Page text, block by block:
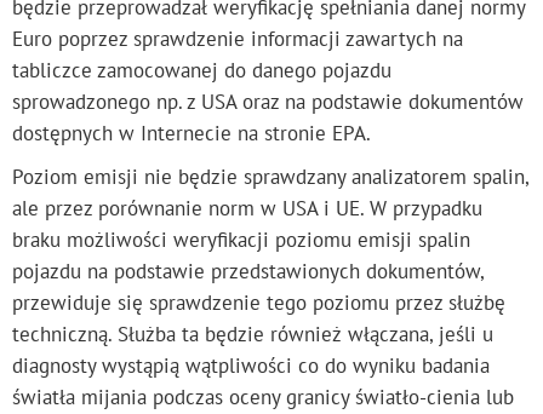
będzie przeprowadzał weryfikację spełniania danej normy
Euro poprzez sprawdzenie informacji zawartych na
tabliczce zamocowanej do danego pojazdu
sprowadzonego np. z USA oraz na podstawie dokumentów
dostępnych w Internecie na stronie EPA.
Poziom emisji nie będzie sprawdzany analizatorem spalin,
ale przez porównanie norm w USA i UE. W przypadku
braku możliwości weryfikacji poziomu emisji spalin
pojazdu na podstawie przedstawionych dokumentów,
przewiduje się sprawdzenie tego poziomu przez służbę
techniczną. Służba ta będzie również włączana, jeśli u
diagnosty wystąpią wątpliwości co do wyniku badania
światła mijania podczas oceny granicy światło-cienia lub